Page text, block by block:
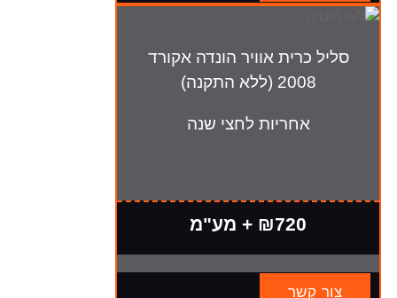
סליל כרית אוויר הונדה אקורד
2008 (ללא התקנה)
אחריות לחצי שנה
₪720 + מע"מ
צור קשר